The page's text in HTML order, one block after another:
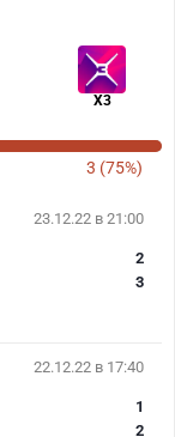
X3
3 (75%)
23.12.22 в 21:00
2
3
22.12.22 в 17:40
1
2